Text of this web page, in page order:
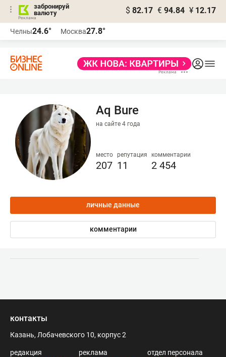
забронируй
валюту
$ 82.17 € 94.84 ¥ 12.17
Челны24.6° Москва27.8°
Aq Bure
на сайте 4 года
место
207
репутация
11
комментарии
2 454
личные данные
комментарии
контакты
Казань, Лобачевского 10, корпус 2
редакция
реклама
отдел персонала